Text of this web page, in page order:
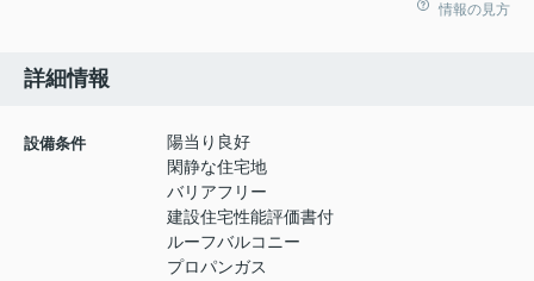
情報の見方
詳細情報
設備条件
陽当り良好
閑静な住宅地
バリアフリー
建設住宅性能評価書付
ルーフバルコニー
プロパンガス